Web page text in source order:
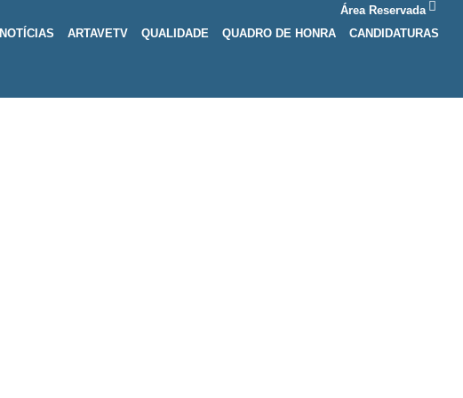
Área Reservada
NOTÍCIAS ARTAVETV QUALIDADE QUADRO DE HONRA CANDIDATURAS